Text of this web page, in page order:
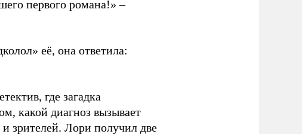
первого романа!» –
её, она ответила:
где загадка
какой диагноз вызывает
зрителей. Лори получил две